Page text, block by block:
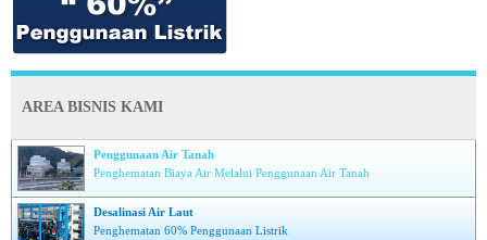
AREA BISNIS KAMI
Penggunaan Air Tanah
Penghematan Biaya Air Melalui Penggunaan Air Tanah
Desalinasi Air Laut
Penghematan 60% Penggunaan Listrik